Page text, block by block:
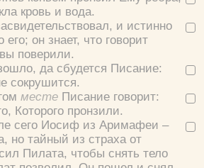
кровь и вода.
и истинно
его; он знает, что говорит
поверили.
да сбудется Писание:
сокрушится.
месте Писание говорит:
Которого пронзили.
сего Иосиф из Аримафеи –
но тайный из страха от
Пилата, чтобы снять тело